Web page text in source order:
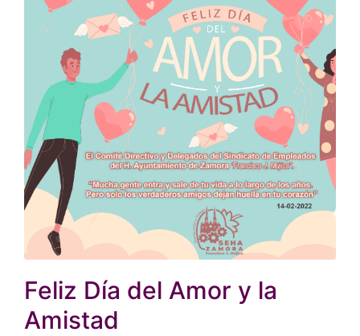
Feliz Día del Amor y la
Amistad